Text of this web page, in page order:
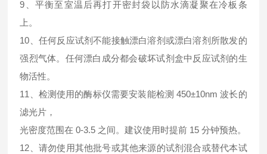
9、平衡至室温后再打开密封袋以防水滴凝聚在冷板条
上。
10、任何反应试剂不能接触漂白溶剂或漂白溶剂所散发的
强烈气体。任何漂白成分都会破坏试剂盒中反应试剂的生
物活性。
11、检测使用的酶标仪需要安装能检测 450±10nm 波长的
滤光片，
光密度范围在 0-3.5 之间。建议使用时提前 15 分钟预热。
12、请勿使用其他批号或其他来源的试剂混合或替代本试